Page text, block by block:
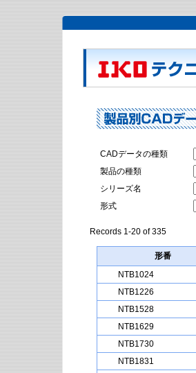
CADデータの種類
製品の種類
シリーズ名
形式
Records 1-20 of 335
形番
NTB1024
NTB1226
NTB1528
NTB1629
NTB1730
NTB1831